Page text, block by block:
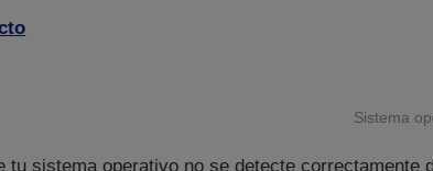
Sistema
tu sistema operativo no se detecte